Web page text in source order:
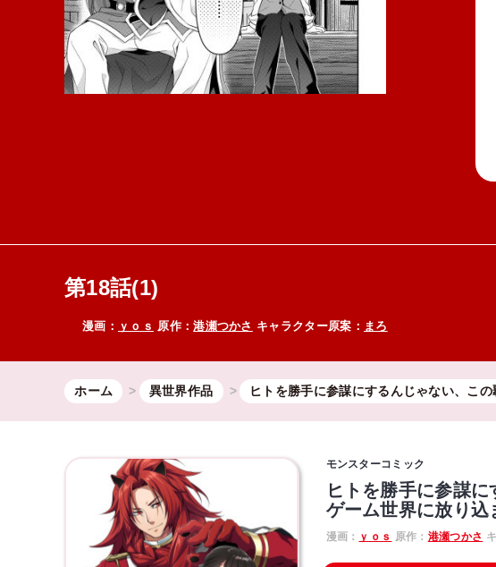
第18話(1)
漫画： ｙｏｓ 原作：港瀬つかさ キャラクター原案： まろ
ホーム 異世界作品 ヒトを勝手に参謀にするんじゃない、こ
モンスターコミック
ヒトを勝手に参謀
ゲーム世界に放り込
漫画： ｙｏｓ 原作： 港瀬つかさ